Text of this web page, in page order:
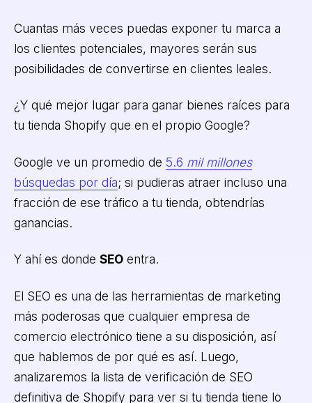
Cuantas más veces puedas exponer tu marca a
los clientes potenciales, mayores serán sus
posibilidades de convertirse en clientes leales.
¿Y qué mejor lugar para ganar bienes raíces para
tu tienda Shopify que en el propio Google?
Google ve un promedio de 5.6 mil millones
búsquedas por día; si pudieras atraer incluso una
fracción de ese tráfico a tu tienda, obtendrías
ganancias.
Y ahí es donde SEOentra.
El SEO es una de las herramientas de marketing
más poderosas que cualquier empresa de
comercio electrónico tiene a su disposición, así
que hablemos de por qué es así. Luego,
analizaremos la lista de verificación de SEO
definitiva de Shopify para ver si tu tienda tiene lo